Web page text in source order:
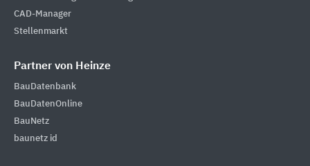
CAD-Manager
Stellenmarkt
Partner von Heinze
BauDatenbank
BauDatenOnline
BauNetz
baunetz id